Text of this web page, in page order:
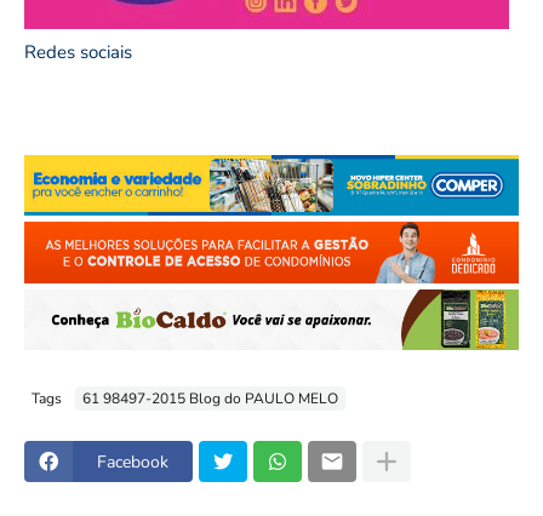
Redes sociais
Tags 61 98497-2015 Blog do PAULO MELO
Facebook